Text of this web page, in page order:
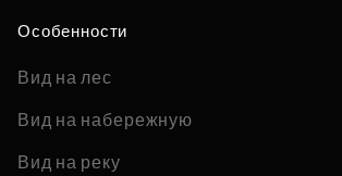
Особенности
Вид на лес
Вид на набережную
Вид на реку